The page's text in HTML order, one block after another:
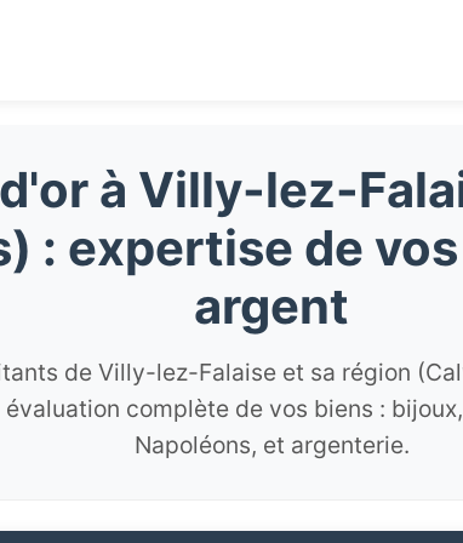
à Villy-lez-
: expertise de
argent
de Villy-lez-Falaise et sa région
complète de vos biens :
Napoléons, et argenterie.